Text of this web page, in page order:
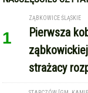
1
ZĄBKOWICE ŚLĄSKIE
Pierwsza
strażacy